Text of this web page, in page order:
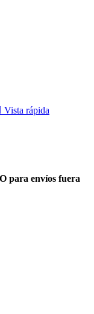
Vista rápida
para envíos fuera